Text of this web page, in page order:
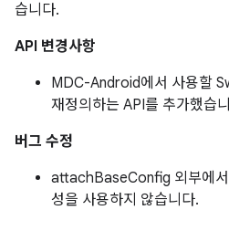
습니다.
API 변경사항
MDC-Android에서 사용할
재정의하는 API를 추가했습
버그 수정
attachBaseConfig 외부에
성을 사용하지 않습니다.